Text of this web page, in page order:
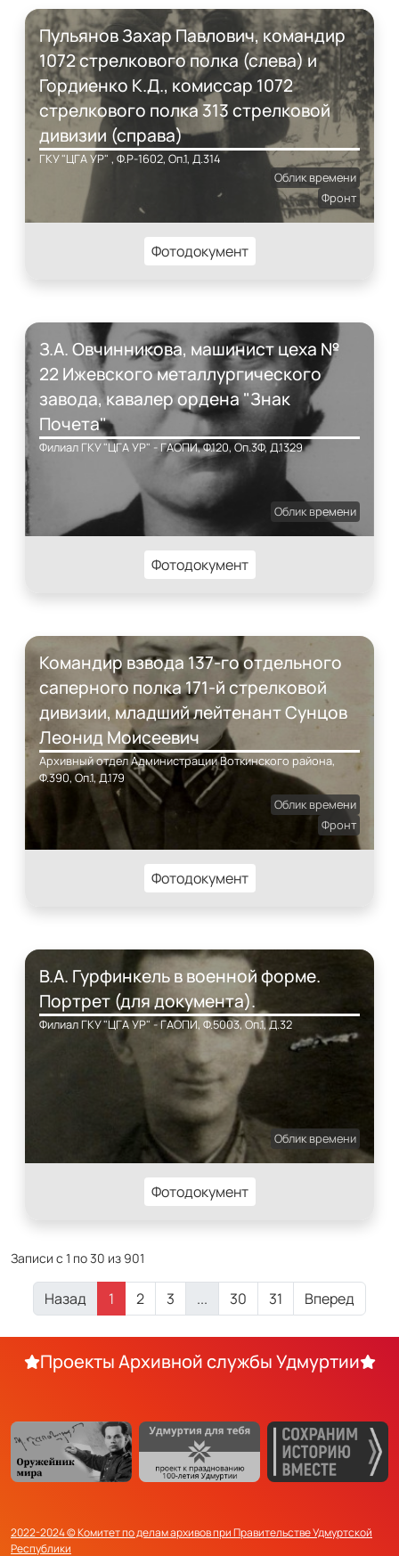
Пульянов Захар Павлович, командир
1072 стрелкового полка (слева) и
Гордиенко К.Д., комиссар 1072
стрелкового полка 313 стрелковой
дивизии (справа)
ГКУ "ЦГА УР" , Ф.Р-1602, Оп.1, Д.314
Облик времени
Фронт
Фотодокумент
З.А. Овчинникова, машинист цеха №
22 Ижевского металлургического
завода, кавалер ордена "Знак
Почета"
Филиал ГКУ "ЦГА УР" - ГАОПИ, Ф.120, Оп.3Ф, Д.1329
Облик времени
Фотодокумент
Командир взвода 137-го отдельного
саперного полка 171-й стрелковой
дивизии, младший лейтенант Сунцов
Леонид Моисеевич
Архивный отдел Администрации Воткинского района,
Ф.390, Оп.1, Д.179
Облик времени
Фронт
Фотодокумент
В.А. Гурфинкель в военной форме.
Портрет (для документа).
Филиал ГКУ "ЦГА УР" - ГАОПИ, Ф.5003, Оп.1, Д.32
Облик времени
Фотодокумент
Записи с 1 по 30 из 901
Назад 1 2 3 ... 30 31 Вперед
Проекты Архивной службы Удмуртии
2022-2024 © Комитет по делам архивов при Правительстве Удмуртской
Республики